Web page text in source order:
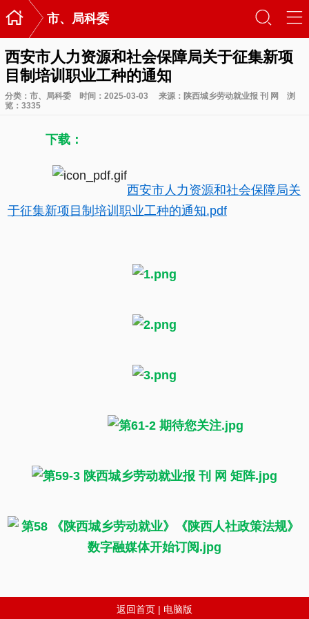
 市、局科委 󰃙 󰆉
西安市人力资源和社会保障局关于征集新项
目制培训职业工种的通知
分类： 市、局科委 时间：2025-03-03 来源：陕西城乡劳动就业报 刊 网
浏
览： 3335
下载：
西安市人力资源和社会保障局关
于征集新项目制培训职业工种的通知.pdf
返回首页 | 电脑版